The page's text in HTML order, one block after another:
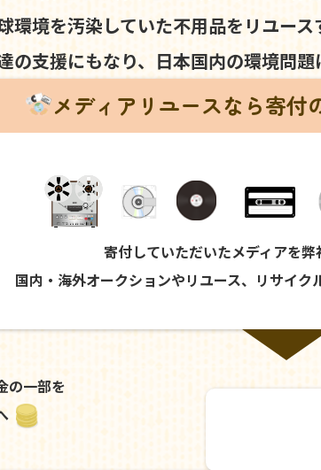
環境を汚染していた不用品を リユース
支援にもなり、 日本国内の環境問題
メディアリユースなら寄付
寄付していただいたメディアを弊
国内・海外オークションやリユース、リサイク
の一部を